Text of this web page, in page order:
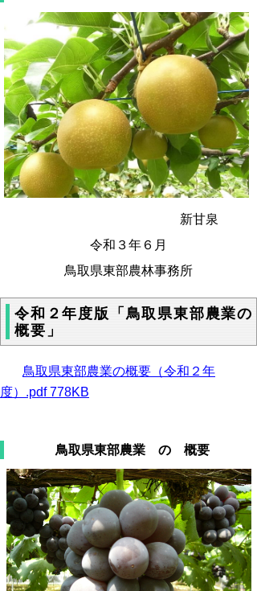
新甘泉
令和３年６月
鳥取県東部農林事務所
令和２年度版「鳥取県東部農業の
概要」
鳥取県東部農業の概要（令和２年
度）.pdf 778KB
鳥取県東部農業 の 概要